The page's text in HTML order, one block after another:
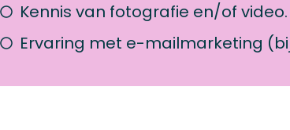
Kennis van fotografie en/of video.
Ervaring met e-mailmarketing